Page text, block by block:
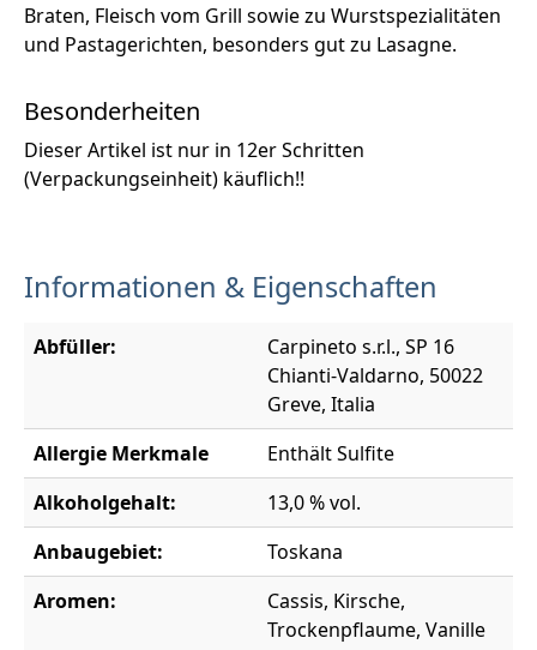
Braten, Fleisch vom Grill sowie zu Wurstspezialitäten
und Pastagerichten, besonders gut zu Lasagne.
Besonderheiten
Dieser Artikel ist nur in 12er Schritten
(Verpackungseinheit) käuflich!!
Informationen & Eigenschaften
Abfüller:
Carpineto s.r.l., SP 16
Chianti-Valdarno, 50022
Greve, Italia
Allergie Merkmale
Enthält Sulfite
Alkoholgehalt:
13,0 % vol.
Anbaugebiet:
Toskana
Aromen:
Cassis, Kirsche,
Trockenpflaume, Vanille